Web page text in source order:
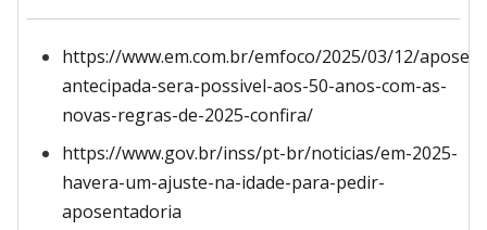
https://www.em.com.br/emfoco/2025/03/12/
antecipada-sera-possivel-aos-50-anos-com-as-
novas-regras-de-2025-confira/
https://www.gov.br/inss/pt-br/noticias/em-2025-
havera-um-ajuste-na-idade-para-pedir-
aposentadoria